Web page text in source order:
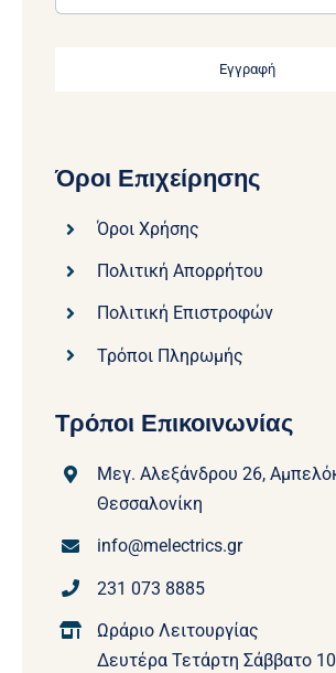
Εγγραφή
Όροι Επιχείρησης
Όροι Χρήσης
Πολιτική Απορρήτου
Πολιτική Επιστροφών
Τρόποι Πληρωμής
Τρόποι Επικοινωνίας
Μεγ. Αλεξάνδρου 26,
Θεσσαλονίκη
info@melectrics.gr
231 073 8885
Ωράριο Λειτουργίας
Δευτέρα Τετάρτη Σάββατο